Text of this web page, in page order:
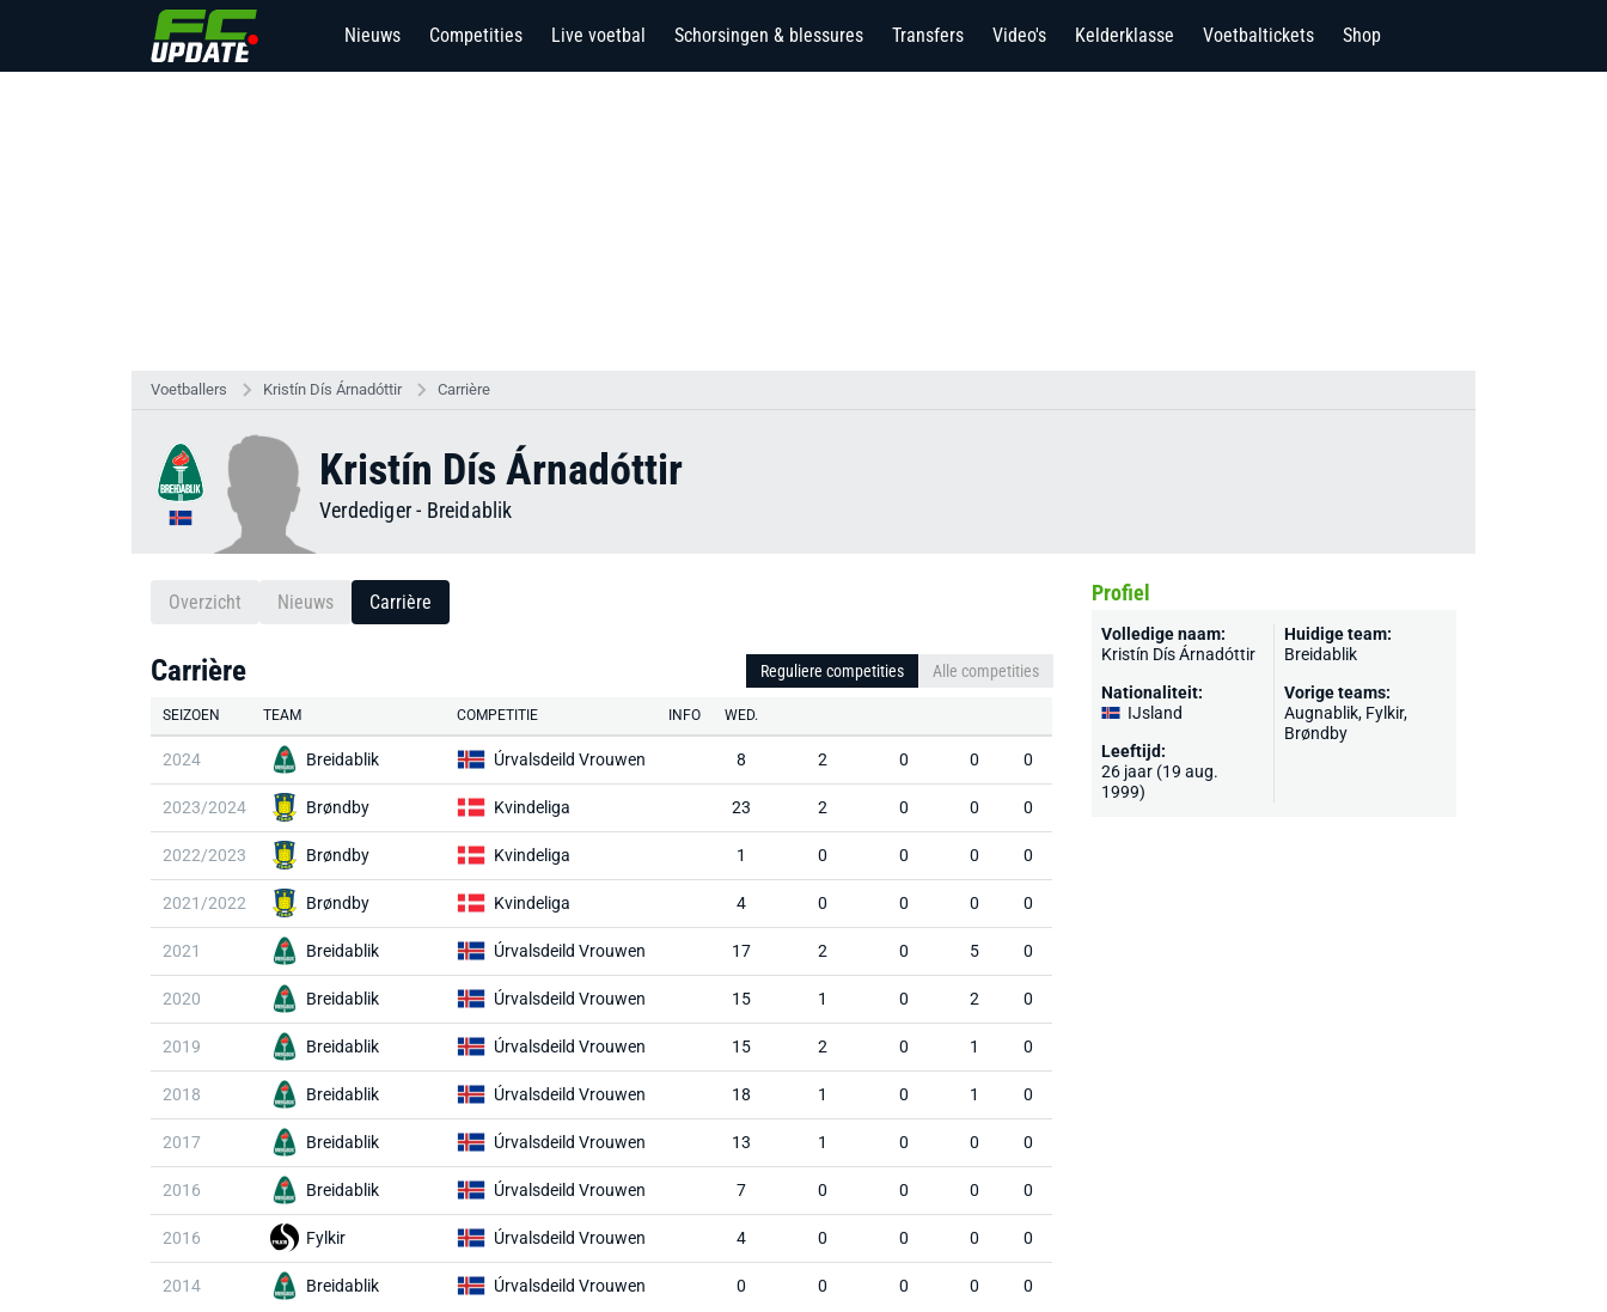
Nieuws Competities Live voetbal Schorsingen & blessures Transfers Video's Kelderklasse Voetbaltickets Shop
Voetballers Kristín Dís Árnadóttir Carrière
Kristín Dís Árnadóttir
Verdediger- Breidablik
Overzicht Nieuws Carrière
Carrière Reguliere competities Alle competities
SEIZOEN TEAM COMPETITIE INFO WED.
2024 Breidablik Úrvalsdeild Vrouwen 8 2 0 0 0
2023/2024 Brøndby Kvindeliga 23 2 0 0 0
2022/2023 Brøndby Kvindeliga 1 0 0 0 0
2021/2022 Brøndby Kvindeliga 4 0 0 0 0
2021 Breidablik Úrvalsdeild Vrouwen 17 2 0 5 0
2020 Breidablik Úrvalsdeild Vrouwen 15 1 0 2 0
2019 Breidablik Úrvalsdeild Vrouwen 15 2 0 1 0
2018 Breidablik Úrvalsdeild Vrouwen 18 1 0 1 0
2017 Breidablik Úrvalsdeild Vrouwen 13 1 0 0 0
2016 Breidablik Úrvalsdeild Vrouwen 7 0 0 0 0
2016 Fylkir Úrvalsdeild Vrouwen 4 0 0 0 0
2014 Breidablik Úrvalsdeild Vrouwen 0 0 0 0 0
Profiel
Volledige naam:
Kristín Dís Árnadóttir
Nationaliteit:
IJsland
Leeftijd:
26 jaar (19 aug.
1999)
Huidige team:
Breidablik
Vorige teams:
Augnablik, Fylkir,
Brøndby